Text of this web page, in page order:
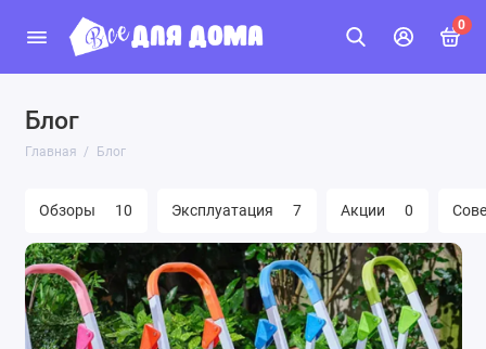
0
Блог
Главная Блог
Обзоры 10 Эксплуатация 7 Акции 0